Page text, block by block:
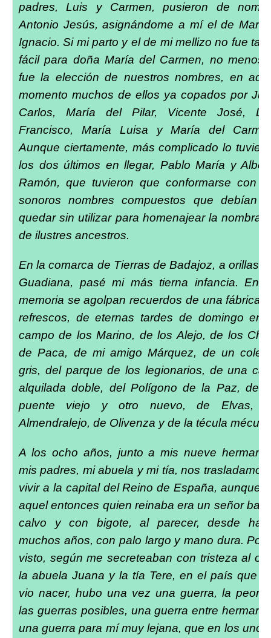
padres, Luis y Carmen, pusieron de
Antonio Jesús, asignándome a mí el de
Ignacio. Si mi parto y el de mi mellizo no fue
fácil para doña María del Carmen, no menos
fue la elección de nuestros nombres, en
momento muchos de ellos ya copados por
Carlos, María del Pilar, Vicente José,
Francisco, María Luisa y María del
Aunque ciertamente, más complicado lo
los dos últimos en llegar, Pablo María y
Ramón, que tuvieron que conformarse con
sonoros nombres compuestos que debían
quedar sin utilizar para homenajear la
de ilustres ancestros.
En la comarca de Tierras de Badajoz, a orillas
Guadiana, pasé mi más tierna infancia. En
memoria se agolpan recuerdos de una fábrica
refrescos, de eternas tardes de domingo en
campo de los Marino, de los Alejo, de los
de Paca, de mi amigo Márquez, de un
gris, del parque de los legionarios, de una
alquilada doble, del Polígono de la Paz, de
puente viejo y otro nuevo, de Elvas,
Almendralejo, de Olivenza y de la técula mécula.
A los ocho años, junto a mis nueve
mis padres, mi abuela y mi tía, nos trasladamos
vivir a la capital del Reino de España, aunque
aquel entonces quien reinaba era un señor
calvo y con bigote, al parecer, desde
muchos años, con palo largo y mano dura. Por
visto, según me secreteaban con tristeza al
la abuela Juana y la tía Tere, en el país que
vio nacer, hubo una vez una guerra, la peor
las guerras posibles, una guerra entre
una guerra para mí muy lejana, que en los unos